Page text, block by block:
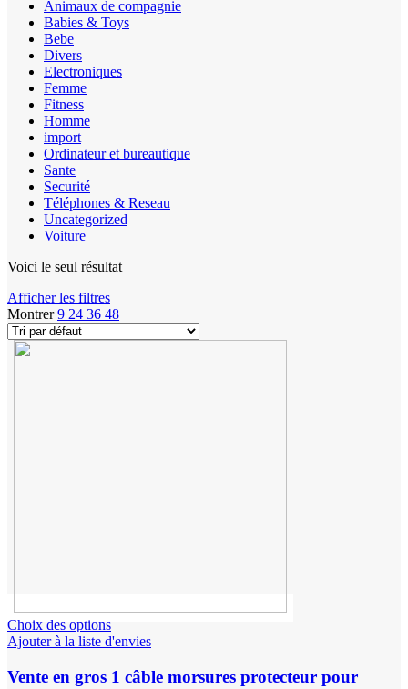
Animaux de compagnie
Babies & Toys
Bebe
Divers
Electroniques
Femme
Fitness
Homme
import
Ordinateur et bureautique
Sante
Securité
Téléphones & Reseau
Uncategorized
Voiture
Voici le seul résultat
Afficher les filtres
Montrer9 24 36 48
Choix des options
Ajouter à la liste d'envies
Vente en gros 1 câble morsures protecteur pour